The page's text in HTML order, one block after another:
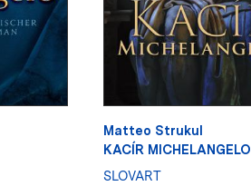
Matteo Strukul
KACÍR MICHELANGELO
SLOVART